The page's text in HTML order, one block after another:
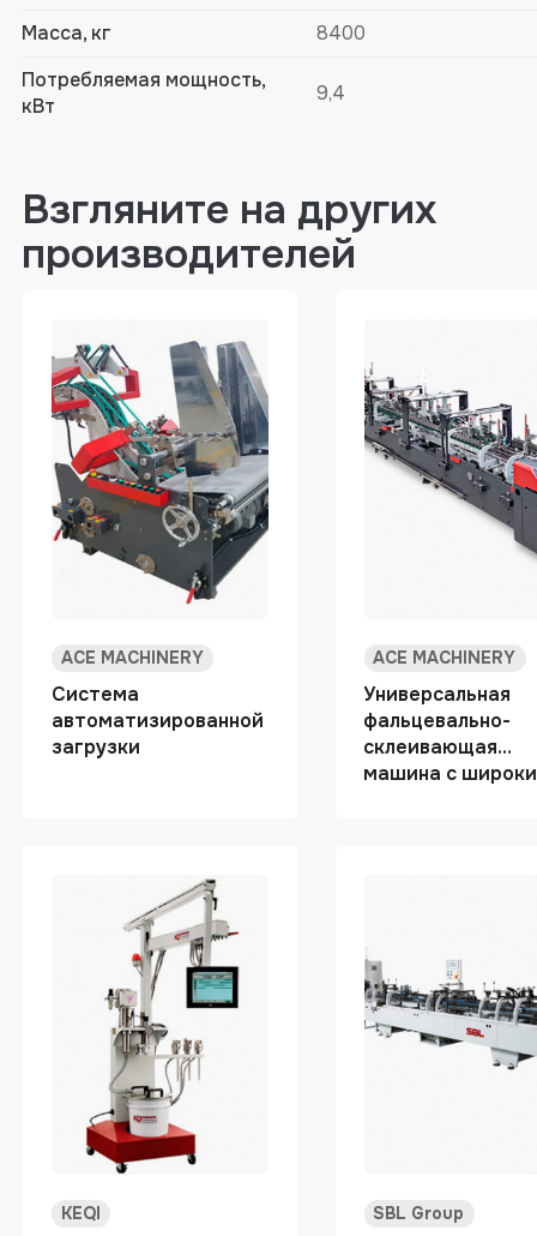
Масса, кг
8400
Потребляемая мощность,
кВт
9,4
Взгляните на других
производителей
ACE MACHINERY
Система
автоматизированной
загрузки
ACE MACHINERY
Универсальная
фальцевально-
склеивающая
машина с
KEQI SBL Group